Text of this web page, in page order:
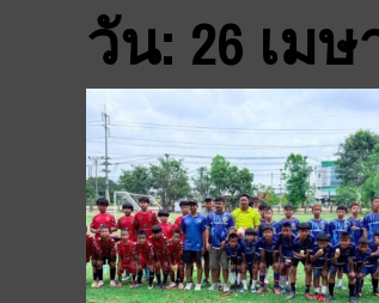
วัน: 26 เมษ